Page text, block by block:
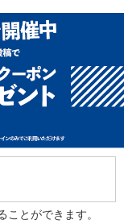
とができます。